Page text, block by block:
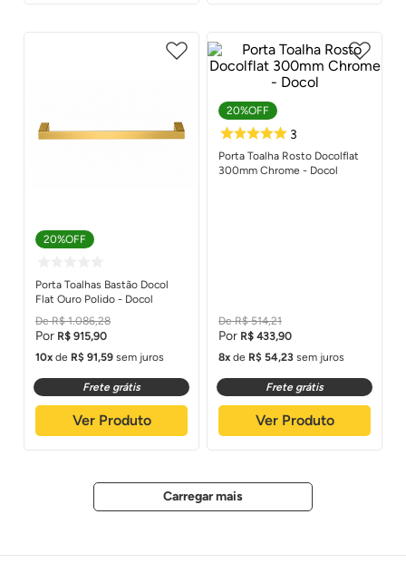
20%OFF
Porta Toalhas Bastão Docol
Flat Ouro Polido - Docol
R$ 1.086,28
R$ 915,90
10
de R$ 91,59 sem juros
Frete grátis
Ver Produto
20%OFF
3
Porta Toalha Rosto Docolflat
300mm Chrome - Docol
R$ 514,21
R$ 433,90
8
de R$ 54,23 sem juros
Frete grátis
Ver Produto